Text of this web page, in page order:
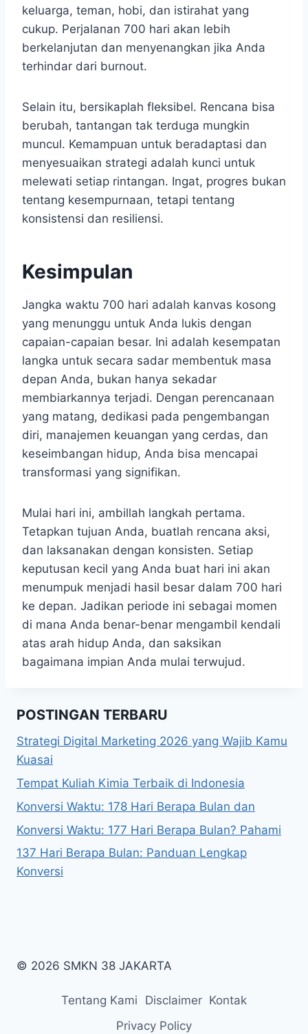
keluarga, teman, hobi, dan istirahat yang
cukup. Perjalanan 700 hari akan lebih
berkelanjutan dan menyenangkan jika Anda
terhindar dari burnout.
Selain itu, bersikaplah fleksibel. Rencana bisa
berubah, tantangan tak terduga mungkin
muncul. Kemampuan untuk beradaptasi dan
menyesuaikan strategi adalah kunci untuk
melewati setiap rintangan. Ingat, progres bukan
tentang kesempurnaan, tetapi tentang
konsistensi dan resiliensi.
Kesimpulan
Jangka waktu 700 hari adalah kanvas kosong
yang menunggu untuk Anda lukis dengan
capaian-capaian besar. Ini adalah kesempatan
langka untuk secara sadar membentuk masa
depan Anda, bukan hanya sekadar
membiarkannya terjadi. Dengan perencanaan
yang matang, dedikasi pada pengembangan
diri, manajemen keuangan yang cerdas, dan
keseimbangan hidup, Anda bisa mencapai
transformasi yang signifikan.
Mulai hari ini, ambillah langkah pertama.
Tetapkan tujuan Anda, buatlah rencana aksi,
dan laksanakan dengan konsisten. Setiap
keputusan kecil yang Anda buat hari ini akan
menumpuk menjadi hasil besar dalam 700 hari
ke depan. Jadikan periode ini sebagai momen
di mana Anda benar-benar mengambil kendali
atas arah hidup Anda, dan saksikan
bagaimana impian Anda mulai terwujud.
POSTINGAN TERBARU
Strategi Digital Marketing 2026 yang Wajib Kamu
Kuasai
Tempat Kuliah Kimia Terbaik di Indonesia
Konversi Waktu: 178 Hari Berapa Bulan dan
Konversi Waktu: 177 Hari Berapa Bulan? Pahami
137 Hari Berapa Bulan: Panduan Lengkap
Konversi
© 2026 SMKN 38 JAKARTA
Tentang Kami Disclaimer Kontak
Privacy Policy